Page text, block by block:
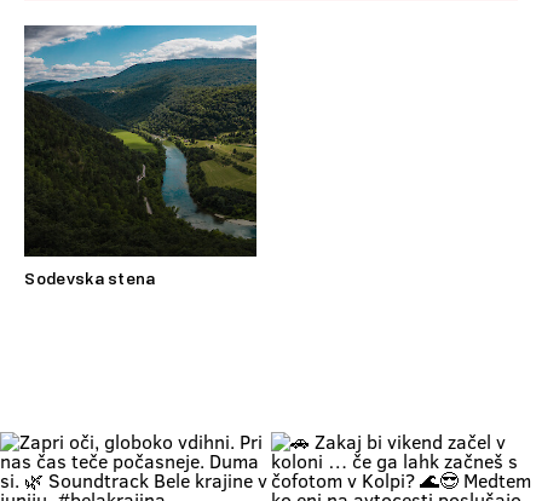
Sodevska stena